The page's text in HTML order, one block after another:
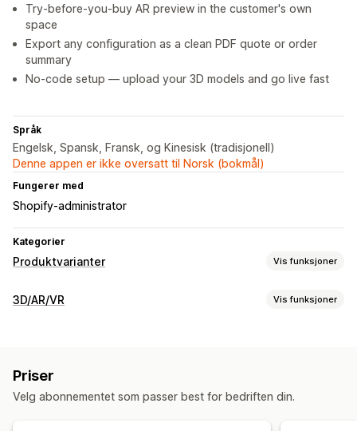
Try-before-you-buy AR preview in the customer's own
space
Export any configuration as a clean PDF quote or order
summary
No-code setup — upload your 3D models and go live fast
Språk
Engelsk, Spansk, Fransk, og Kinesisk (tradisjonell)
Denne appen er ikke oversatt til Norsk (bokmål)
Fungerer med
Shopify-administrator
Kategorier
Produktvarianter Vis funksjoner
Tilpasning
3D/AR/VR Vis funksjoner
Priser
Velg abonnementet som passer best for bedriften din.